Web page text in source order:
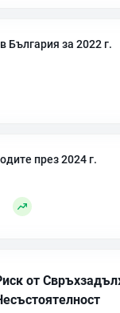
България за 2022 г.
през 2024 г.
от